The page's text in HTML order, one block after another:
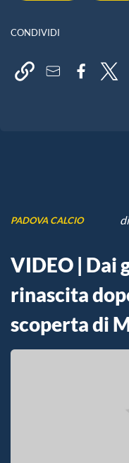
CONDIVIDI
PADOVA CALCIO
VIDEO | Dai
rinascita
scoperta di